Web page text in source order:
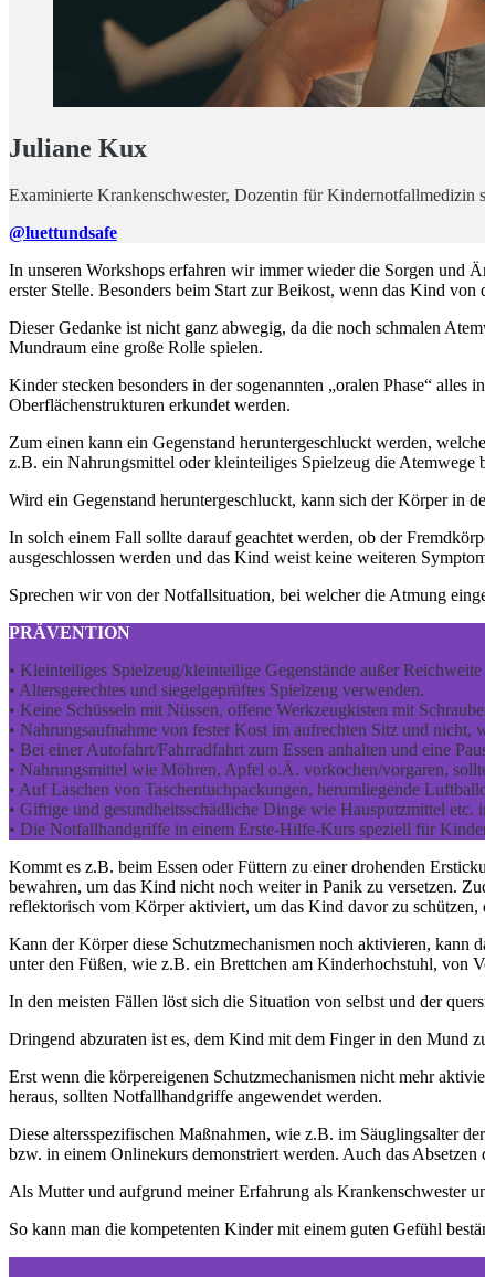
Juliane Kux
Examinierte Krankenschwester, Dozentin für
@luettundsafe
In unseren Workshops erfahren wir immer wieder die Sorgen und
erster Stelle. Besonders beim Start zur Beikost, wenn das Kind
Dieser Gedanke ist nicht ganz abwegig, da die noch schmalen
Mundraum eine große Rolle spielen.
Kinder stecken besonders in der sogenannten „oralen Phase“
Oberflächenstrukturen erkundet werden.
Zum einen kann ein Gegenstand heruntergeschluckt werden,
z.B. ein Nahrungsmittel oder kleinteiliges Spielzeug die Atemwege
Wird ein Gegenstand heruntergeschluckt, kann sich der Körper in
In solch einem Fall sollte darauf geachtet werden, ob der
ausgeschlossen werden und das Kind weist keine weiteren
Sprechen wir von der Notfallsituation, bei welcher die Atmung
PRÄVENTION
• Kleinteiliges Spielzeug/kleinteilige Gegenstände außer
• Altersgerechtes und siegelgeprüftes Spielzeug verwenden.
• Keine Schüsseln mit Nüssen, offene Werkzeugkisten mit
• Nahrungsaufnahme von fester Kost im aufrechten Sitz und nicht,
• Bei einer Autofahrt/Fahrradfahrt zum Essen anhalten und eine
• Nahrungsmittel wie Möhren, Apfel o.Ä. vorkochen/vorgaren,
• Auf Laschen von Taschentuchpackungen, herumliegende
• Giftige und gesundheitsschädliche Dinge wie Hausputzmittel
• Die Notfallhandgriffe in einem Erste-Hilfe-Kurs speziell für
Kommt es z.B. beim Essen oder Füttern zu einer drohenden
bewahren, um das Kind nicht noch weiter in Panik zu versetzen.
reflektorisch vom Körper aktiviert, um das Kind davor zu
Kann der Körper diese Schutzmechanismen noch aktivieren,
unter den Füßen, wie z.B. ein Brettchen am Kinderhochstuhl, von
In den meisten Fällen löst sich die Situation von selbst und der
Dringend abzuraten ist es, dem Kind mit dem Finger in den Mund
Erst wenn die körpereigenen Schutzmechanismen nicht mehr
heraus, sollten Notfallhandgriffe angewendet werden.
Diese altersspezifischen Maßnahmen, wie z.B. im Säuglingsalter
bzw. in einem Onlinekurs demonstriert werden. Auch das
Als Mutter und aufgrund meiner Erfahrung als Krankenschwester
So kann man die kompetenten Kinder mit einem guten Gefühl